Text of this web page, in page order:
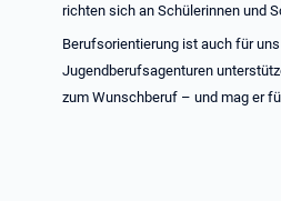
richten sich an Schülerinnen und
Berufsorientierung ist auch für
Jugendberufsagenturen
zum Wunschberuf – und mag er